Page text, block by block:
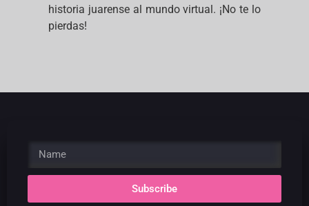
historia juarense al mundo virtual. ¡No te lo
pierdas!
Subscribe